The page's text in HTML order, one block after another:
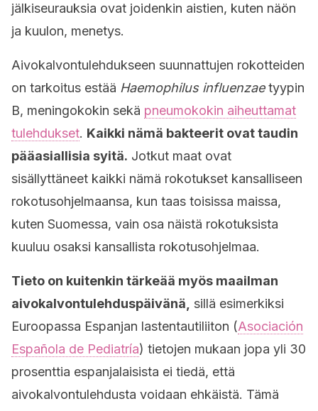
jälkiseurauksia ovat joidenkin aistien, kuten näön
ja kuulon, menetys.
Aivokalvontulehdukseen suunnattujen rokotteiden
on tarkoitus estää Haemophilus influenzaetyypin
B, meningokokin sekä pneumokokin aiheuttamat
tulehdukset. Kaikki nämä bakteerit ovat taudin
pääasiallisia syitä. Jotkut maat ovat
sisällyttäneet kaikki nämä rokotukset kansalliseen
rokotusohjelmaansa, kun taas toisissa maissa,
kuten Suomessa, vain osa näistä rokotuksista
kuuluu osaksi kansallista rokotusohjelmaa.
Tieto on kuitenkin tärkeää myös maailman
aivokalvontulehduspäivänä, sillä esimerkiksi
Euroopassa Espanjan lastentautiliiton (Asociación
Española de Pediatría) tietojen mukaan jopa yli 30
prosenttia espanjalaisista ei tiedä, että
aivokalvontulehdusta voidaan ehkäistä. Tämä